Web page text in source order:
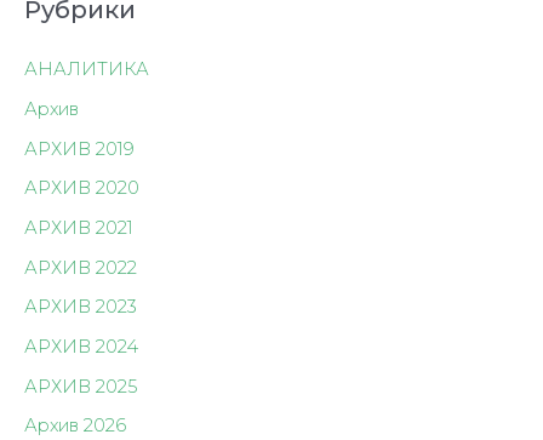
Рубрики
АНАЛИТИКА
Архив
АРХИВ 2019
АРХИВ 2020
АРХИВ 2021
АРХИВ 2022
АРХИВ 2023
АРХИВ 2024
АРХИВ 2025
Архив 2026